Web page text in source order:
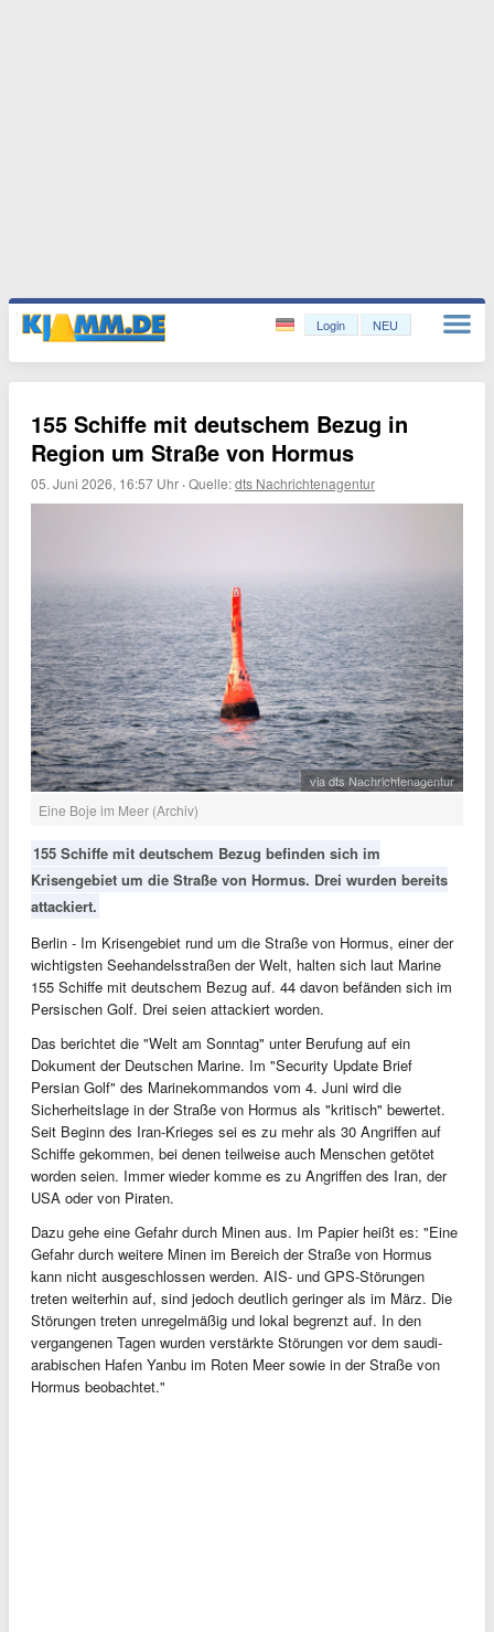
Login NEU
155 Schiffe mit deutschem Bezug in
Region um Straße von Hormus
05. Juni 2026, 16:57 Uhr ·Quelle:dts Nachrichtenagentur
via dts Nachrichtenagentur
Eine Boje im Meer (Archiv)
155 Schiffe mit deutschem Bezug befinden sich im
Krisengebiet um die Straße von Hormus. Drei wurden bereits
attackiert.
Berlin - Im Krisengebiet rund um die Straße von Hormus, einer der
wichtigsten Seehandelsstraßen der Welt, halten sich laut Marine
155 Schiffe mit deutschem Bezug auf. 44 davon befänden sich im
Persischen Golf. Drei seien attackiert worden.
Das berichtet die "Welt am Sonntag" unter Berufung auf ein
Dokument der Deutschen Marine. Im "Security Update Brief
Persian Golf" des Marinekommandos vom 4. Juni wird die
Sicherheitslage in der Straße von Hormus als "kritisch" bewertet.
Seit Beginn des Iran-Krieges sei es zu mehr als 30 Angriffen auf
Schiffe gekommen, bei denen teilweise auch Menschen getötet
worden seien. Immer wieder komme es zu Angriffen des Iran, der
USA oder von Piraten.
Dazu gehe eine Gefahr durch Minen aus. Im Papier heißt es: "Eine
Gefahr durch weitere Minen im Bereich der Straße von Hormus
kann nicht ausgeschlossen werden. AIS- und GPS-Störungen
treten weiterhin auf, sind jedoch deutlich geringer als im März. Die
Störungen treten unregelmäßig und lokal begrenzt auf. In den
vergangenen Tagen wurden verstärkte Störungen vor dem saudi-
arabischen Hafen Yanbu im Roten Meer sowie in der Straße von
Hormus beobachtet."